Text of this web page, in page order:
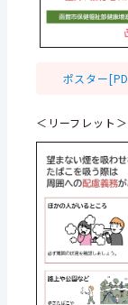
ポスター
＜リーフレット＞